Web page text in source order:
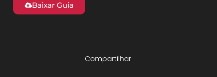
Baixar Guia
Compartilhar: